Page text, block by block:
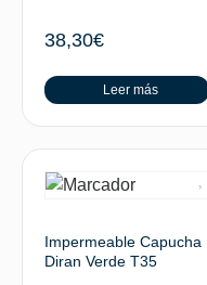
38,30€
Leer más
Impermeable Capucha
Diran Verde T35